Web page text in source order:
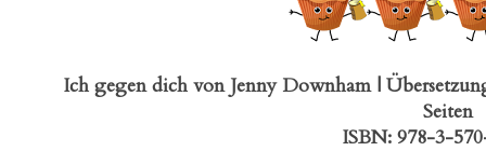
Ich gegen dich von Jenny Downham |
Seiten
ISBN: 978-3-